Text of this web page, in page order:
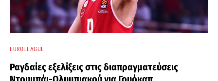
EUROLEAGUE
Ραγδαίες εξελίξεις στις διαπραγματεύσεις